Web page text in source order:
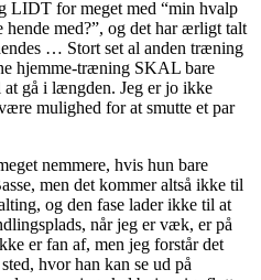
LIDT for meget med “min hvalp
med?”, og det har ærligt talt
… Stort set al anden træning
hjemme-træning SKAL bare
gå i længden. Jeg er jo ikke
mulighed for at smutte et par
nemmere, hvis hun bare
men det kommer altså ikke til
og den fase lader ikke til at
når jeg er væk, er på
er fan af, men jeg forstår det
hvor han kan se ud på